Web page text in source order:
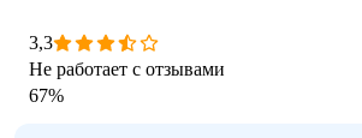
3,3
Не работает с отзывами
67%